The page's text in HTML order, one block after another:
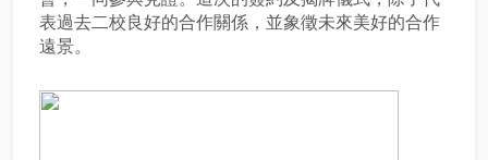
表過去二校良好的合作關係，並象徵未來美好的合作
遠景。